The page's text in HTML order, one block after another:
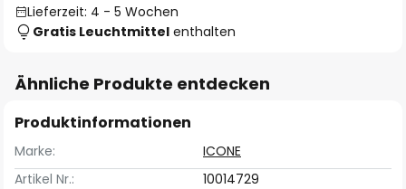
Lieferzeit: 4 - 5 Wochen
Gratis Leuchtmittel enthalten
Ähnliche Produkte entdecken
Produktinformationen
Marke:
ICONE
Artikel Nr.:
10014729